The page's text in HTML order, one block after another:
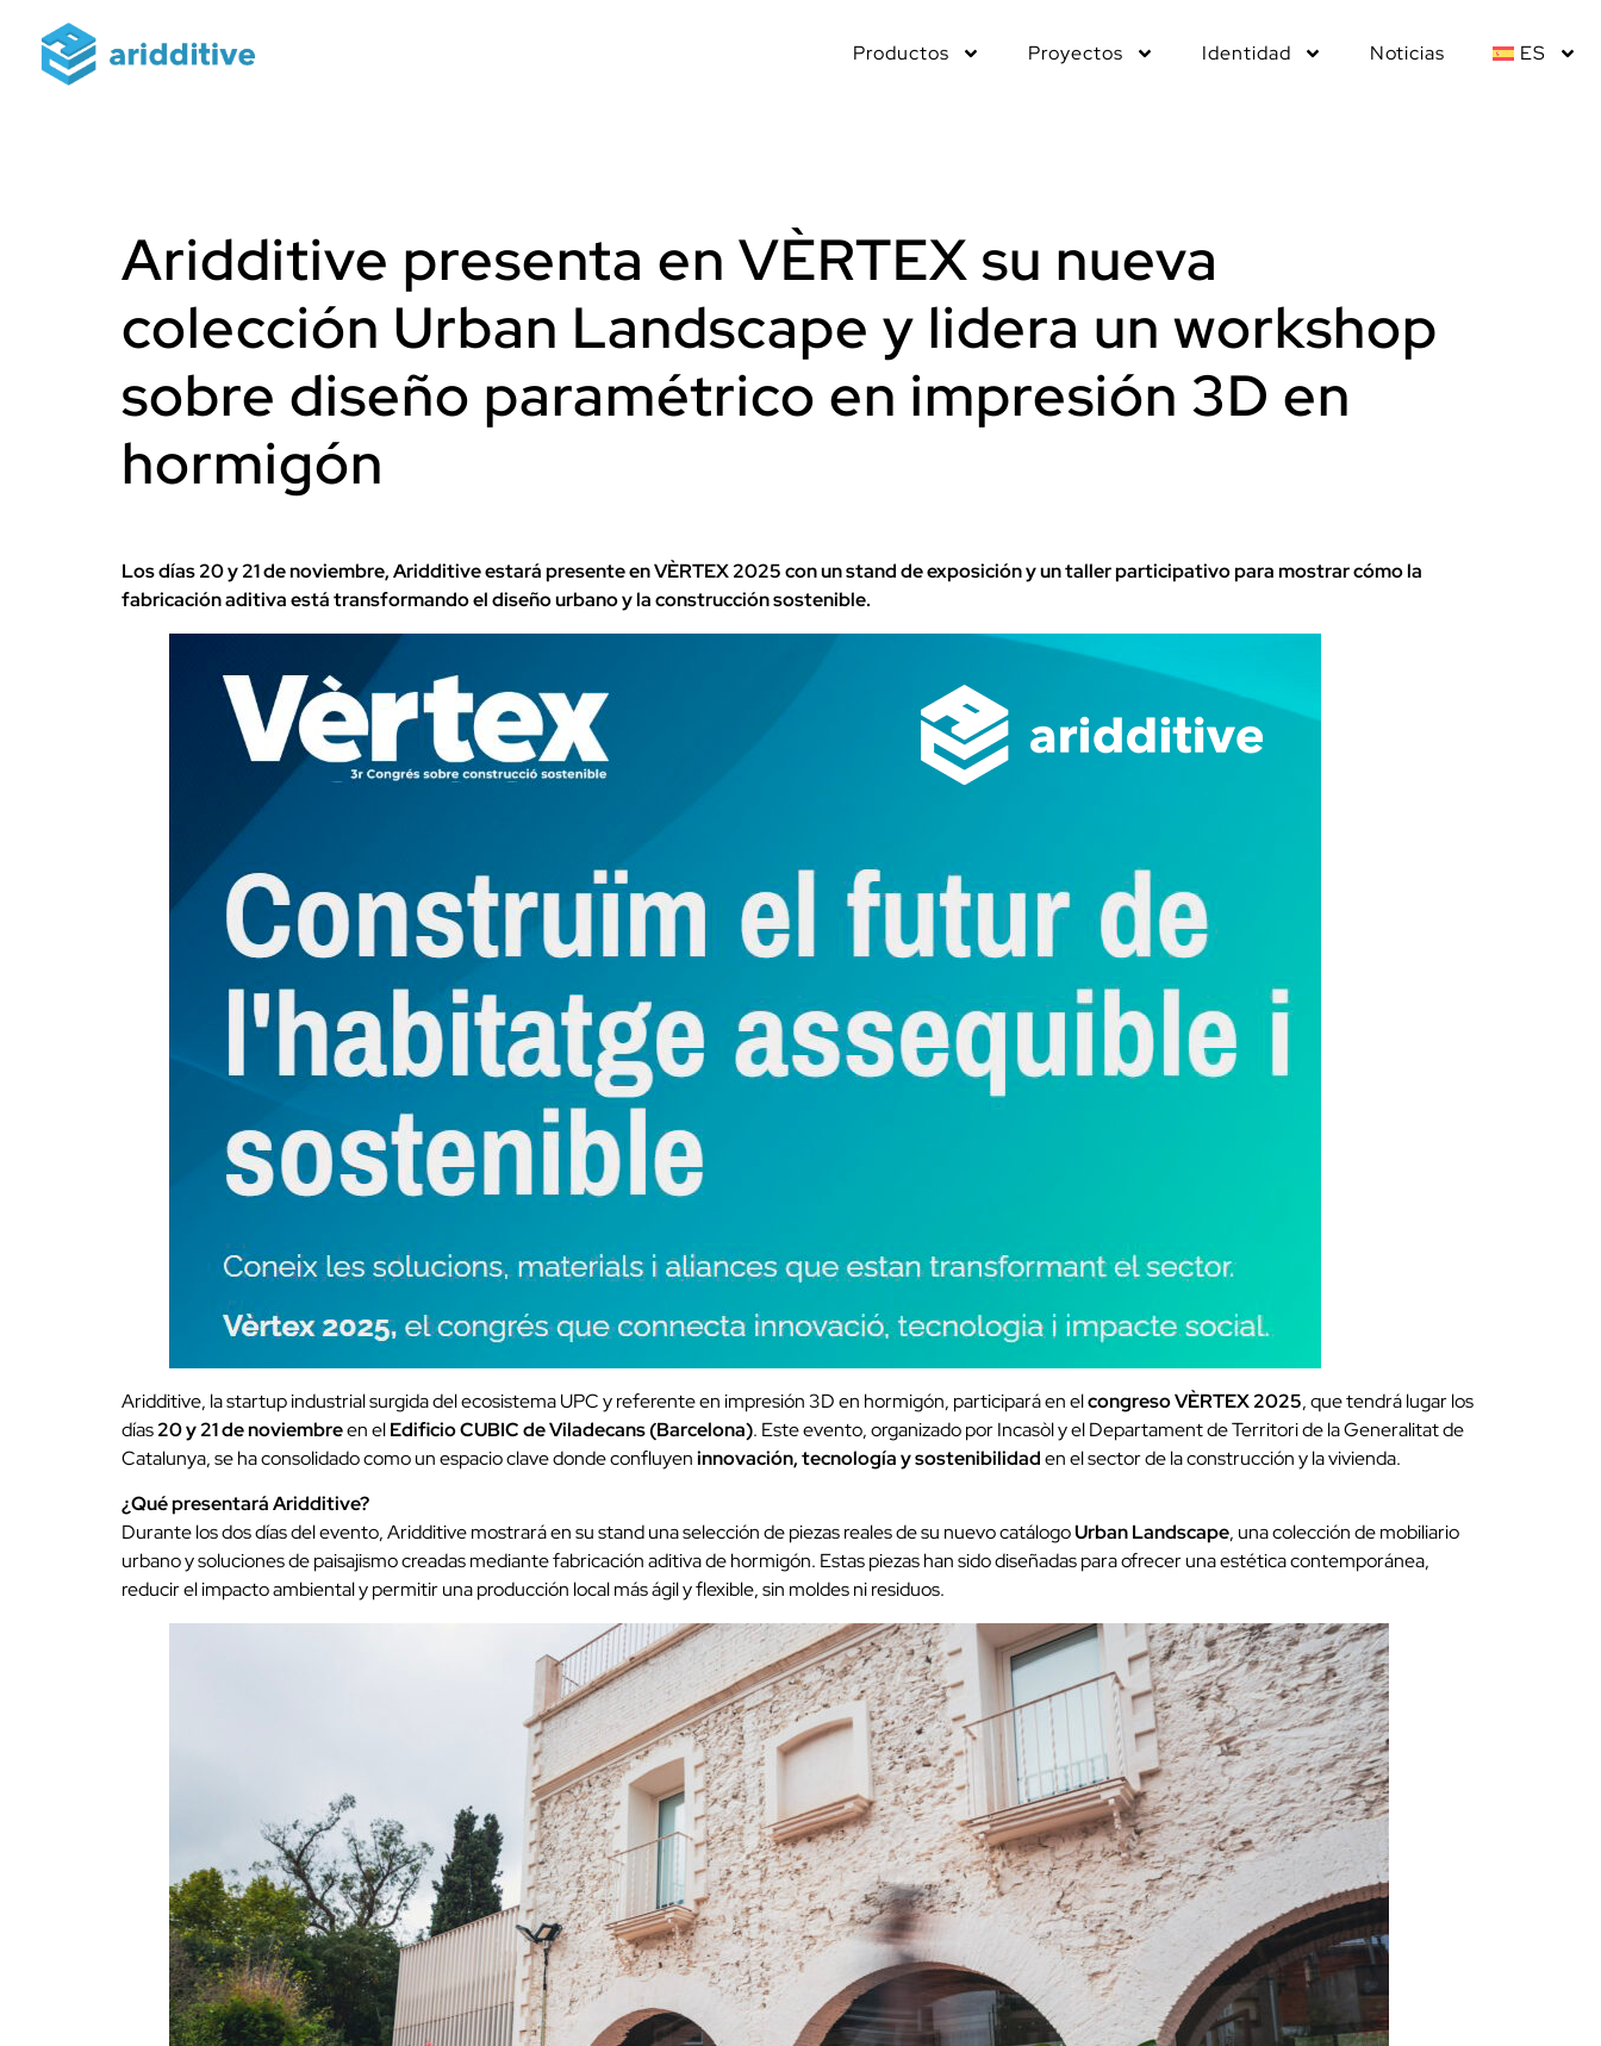
Productos Proyectos Identidad Noticias ES
Aridditive presenta en VÈRTEX su nueva
colección Urban Landscape y lidera un workshop
sobre diseño paramétrico en impresión 3D en
hormigón
Los días 20 y 21 de noviembre, Aridditive estará presente en VÈRTEX 2025 con un stand de exposición y un taller participativo para mostrar cómo la
fabricación aditiva está transformando el diseño urbano y la construcción sostenible.
Aridditive, la startup industrial surgida del ecosistema UPC y referente en impresión 3D en hormigón, participará en elcongreso VÈRTEX 2025, que tendrá lugar los
días20 y 21 de noviembreen elEdificio CUBIC de Viladecans (Barcelona). Este evento, organizado por Incasòl y el Departament de Territori de la Generalitat de
Catalunya, se ha consolidado como un espacio clave donde confluyeninnovación, tecnología y sostenibilidaden el sector de la construcción y la vivienda.
¿Qué presentará Aridditive?
Durante los dos días del evento, Aridditive mostrará en su stand una selección de piezas reales de su nuevo catálogoUrban Landscape, una colección de mobiliario
urbano y soluciones de paisajismo creadas mediante fabricación aditiva de hormigón. Estas piezas han sido diseñadas para ofrecer una estética contemporánea,
reducir el impacto ambiental y permitir una producción local más ágil y flexible, sin moldes ni residuos.